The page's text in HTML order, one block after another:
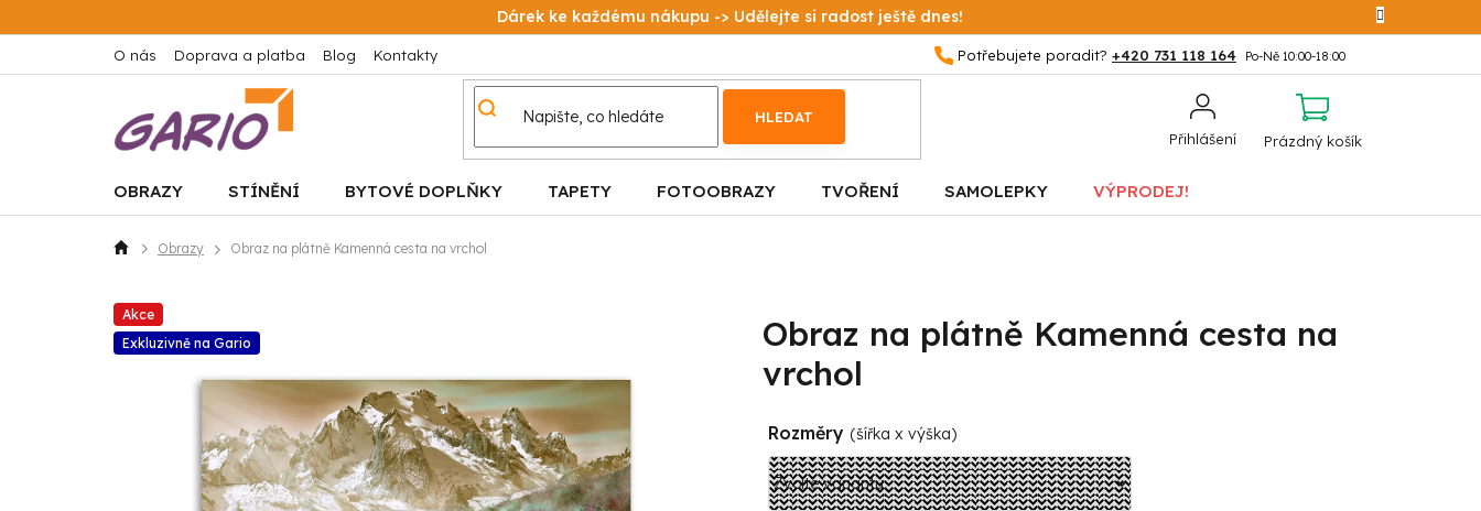
na
Dárek ke každému nákupu -> Udělejte si radost ještě dnes!
+420 731 118 164
O nás Doprava a platba Blog Kontakty
Přihlášení
HLEDAT
NÁKUPNÍ
Prázdný košík
OBRAZY STÍNĚNÍ BYTOVÉ DOPLŇKY TAPETY FOTOOBRAZY TVOŘENÍ SAMOLEPKY VÝPRODEJ!
Domů Obrazy Obraz na plátně Kamenná cesta na vrchol
Akce
Exkluzivně na Gario
Obraz na plátně Kamenná cesta na
vrchol
Rozměry (šířka x výška)